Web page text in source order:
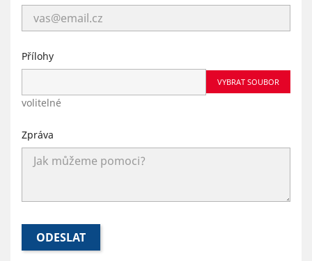
Přílohy
VYBRAT SOUBOR
volitelné
Zpráva